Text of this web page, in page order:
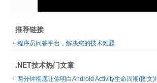
推荐链接
程序员问答平台，解决您的技术难题
.NET技术热门文章
两分钟彻底让你明白Android Activity生命周期(图文)!